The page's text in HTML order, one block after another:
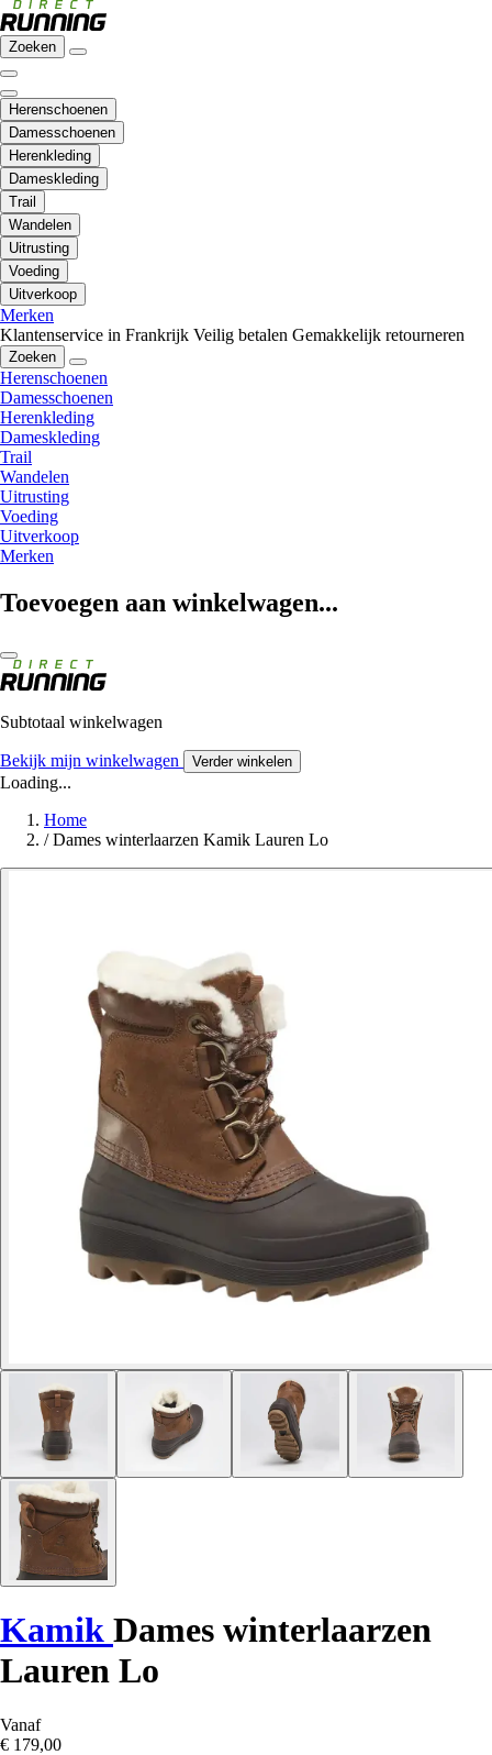
Zoeken
Herenschoenen
Damesschoenen
Herenkleding
Dameskleding
Trail
Wandelen
Uitrusting
Voeding
Uitverkoop
Merken
Klantenservice in Frankrijk Veilig betalen Gemakkelijk retourneren
Zoeken
Herenschoenen
Damesschoenen
Herenkleding
Dameskleding
Trail
Wandelen
Uitrusting
Voeding
Uitverkoop
Merken
Toevoegen aan winkelwagen...
Subtotaal winkelwagen
Bekijk mijn winkelwagen Verder winkelen
Loading...
Home
/ Dames winterlaarzen Kamik Lauren Lo
Kamik Dames winterlaarzen
Lauren Lo
Vanaf
€ 179,00